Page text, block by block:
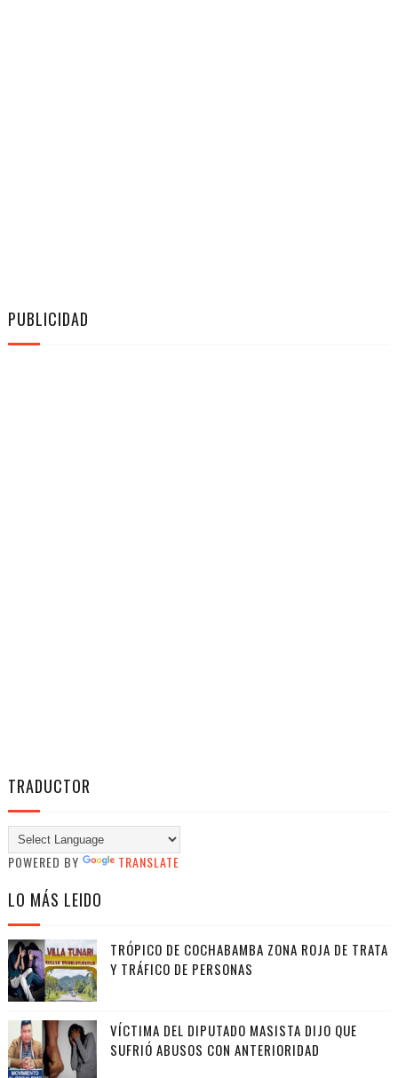
PUBLICIDAD
TRADUCTOR
POWERED BY TRANSLATE
LO MÁS LEIDO
TRÓPICO DE COCHABAMBA ZONA ROJA DE TRATA
Y TRÁFICO DE PERSONAS
VÍCTIMA DEL DIPUTADO MASISTA DIJO QUE
SUFRIÓ ABUSOS CON ANTERIORIDAD